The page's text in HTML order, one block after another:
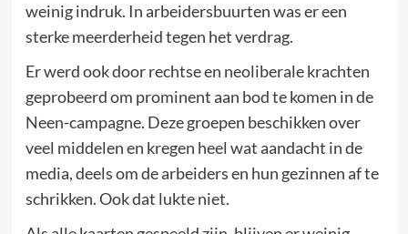
weinig indruk. In arbeidersbuurten was er een
sterke meerderheid tegen het verdrag.
Er werd ook door rechtse en neoliberale krachten
geprobeerd om prominent aan bod te komen in de
Neen-campagne. Deze groepen beschikken over
veel middelen en kregen heel wat aandacht in de
media, deels om de arbeiders en hun gezinnen af te
schrikken. Ook dat lukte niet.